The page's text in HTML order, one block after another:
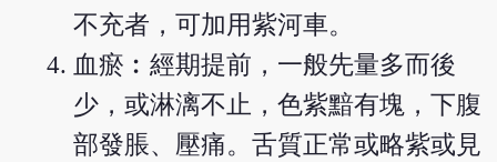
不充者，可加用紫河車。
血瘀︰經期提前，一般先量多而後
少，或淋漓不止，色紫黯有塊，下腹
部發脹、壓痛。舌質正常或略紫或見